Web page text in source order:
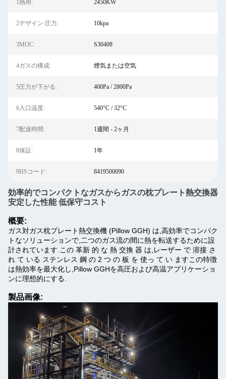
1熱用: 2450KW
2デザイン 圧力: 10kpa
3MOC: S30408
4ガスの構成: 煙気または空気
5圧力が下がる: 400Pa / 2800Pa
6入口温度: 540°C / 32°C
7配達時間: 1週間 - 2ヶ月
8保証: 1年
9HSコード: 8419500090
効率的でコンパクトなガスからガスの枕プレート熱交換器
安定した性能 低保守コスト
概要:
ガス対ガス枕プレート熱交換機 (Pillow GGH) は,高効率でコンパク
トなソリューションで,二つのガス流の間に熱を転送するために設
計されています.この 革新 的 な 熱 交換 器 は,レーザー で 溶接 さ
れ て いる ステンレス 鋼 の 2 つ の 板 を 使っ て い ますこの特徴
は熱効率を最大化し,Pillow GGHを高圧および高温アプリケーショ
ンに理想的にする.
製品画像: